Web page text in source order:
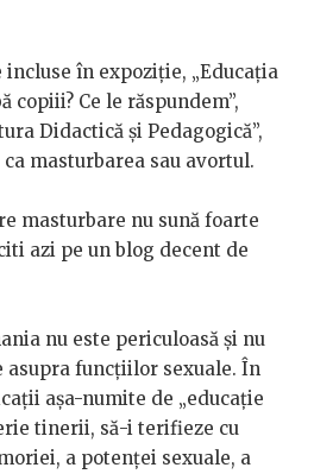
în expoziție, „Educația
copiii? Ce le răspundem”,
Didactică și Pedagogică”,
masturbarea sau avortul.
masturbare nu sună foarte
azi pe un blog decent de
nu este periculoasă și nu
asupra funcțiilor sexuale. În
așa-numite de „educație
tinerii, să-i terifieze cu
a potenței sexuale, a